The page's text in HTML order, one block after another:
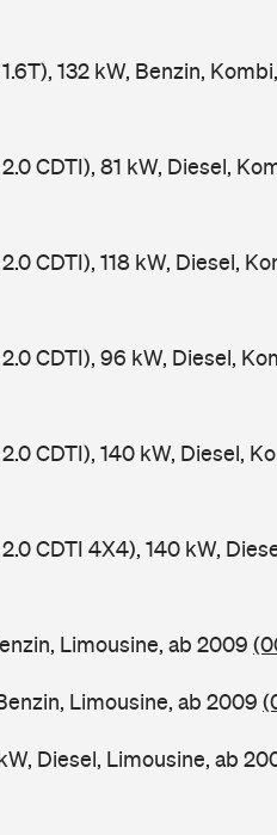
132 kW, Benzin,
CDTI), 81 kW, Diesel,
CDTI), 118 kW, Diesel,
CDTI), 96 kW, Diesel,
CDTI), 140 kW, Diesel,
CDTI 4X4), 140 kW,
Limousine, ab 2009
Limousine, ab 2009
Diesel, Limousine, ab